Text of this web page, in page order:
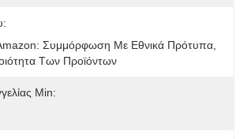
Συμμόρφωση Με Εθνικά Πρότυπα,
Των Προϊόντων
Min: